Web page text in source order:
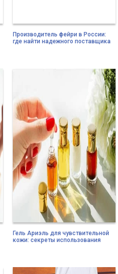
Производитель фейри в России:
где найти надежного поставщика
Гель Ариэль для чувствительной
кожи: секреты использования